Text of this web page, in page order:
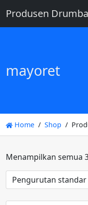
Produsen
mayoret
Home Shop
Menampilkan semua